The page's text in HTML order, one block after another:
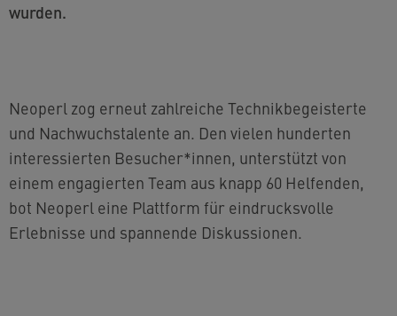
wurden.
Neoperl zog erneut zahlreiche Technikbegeisterte
und Nachwuchstalente an. Den vielen hunderten
interessierten Besucher*innen, unterstützt von
einem engagierten Team aus knapp 60 Helfenden,
bot Neoperl eine Plattform für eindrucksvolle
Erlebnisse und spannende Diskussionen.